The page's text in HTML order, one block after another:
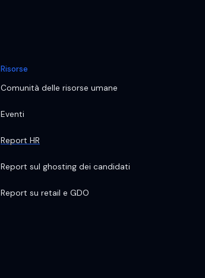
Risorse
Comunità delle risorse umane
Eventi
Report HR
Report sul ghosting dei candidati
Report su retail e GDO